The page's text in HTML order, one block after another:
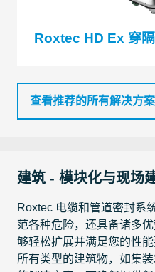
Roxtec HD Ex 穿
查看推荐的所有解决方案
建筑 - 模块化与现场
Roxtec 电缆和管道密封系
范各种危险，还具备诸多
够轻松扩展并满足您的性
所有类型的建筑物，如集